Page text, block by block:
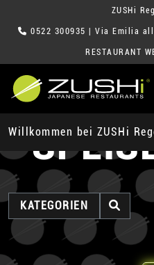
ZUSHi
0522 300935 | Via Emilia
RESTAURANT
Willkommen bei ZUSHi
KATEGORIEN